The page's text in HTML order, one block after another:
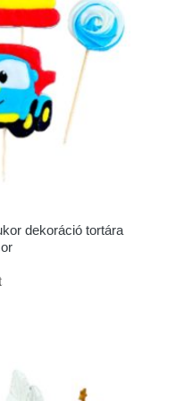
dekoráció tortára